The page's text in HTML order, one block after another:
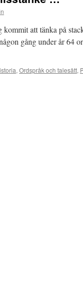
att tänka på
gång under år 64
, Ordspråk och talesätt,